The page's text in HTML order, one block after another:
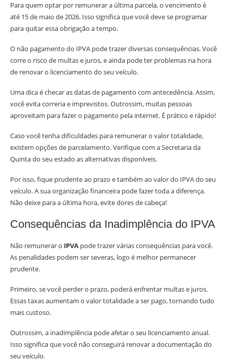
Para quem optar por remunerar a última parcela, o vencimento é
até 15 de maio de 2026. Isso significa que você deve se programar
para quitar essa obrigação a tempo.
O não pagamento do IPVA pode trazer diversas consequências. Você
corre o risco de multas e juros, e ainda pode ter problemas na hora
de renovar o licenciamento do seu veículo.
Uma dica é checar as datas de pagamento com antecedência. Assim,
você evita correria e imprevistos. Outrossim, muitas pessoas
aproveitam para fazer o pagamento pela internet. É prático e rápido!
Caso você tenha dificuldades para remunerar o valor totalidade,
existem opções de parcelamento. Verifique com a Secretaria da
Quinta do seu estado as alternativas disponíveis.
Por isso, fique prudente ao prazo e também ao valor do IPVA do seu
veículo. A sua organização financeira pode fazer toda a diferença.
Não deixe para a última hora, evite dores de cabeça!
Consequências da Inadimplência do IPVA
Não remunerar o IPVA pode trazer várias consequências para você.
As penalidades podem ser severas, logo é melhor permanecer
prudente.
Primeiro, se você perder o prazo, poderá enfrentar multas e juros.
Essas taxas aumentam o valor totalidade a ser pago, tornando tudo
mais custoso.
Outrossim, a inadimplência pode afetar o seu licenciamento anual.
Isso significa que você não conseguirá renovar a documentação do
seu veículo.